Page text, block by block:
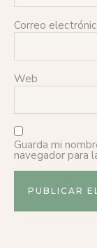
Correo
Web
Guarda mi
navegador para